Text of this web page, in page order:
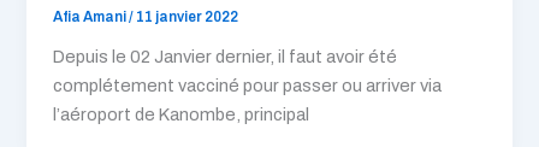
Afia Amani/ 11 janvier 2022
Depuis le 02 Janvier dernier, il faut avoir été
complétement vacciné pour passer ou arriver via
l’aéroport de Kanombe, principal